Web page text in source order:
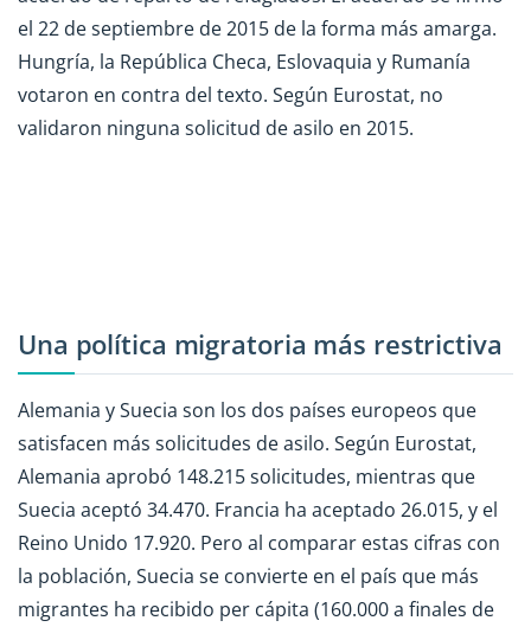
el 22 de septiembre de 2015 de la forma más amarga.
Hungría, la República Checa, Eslovaquia y Rumanía
votaron en contra del texto. Según Eurostat, no
validaron ninguna solicitud de asilo en 2015.
Una política migratoria más restrictiva
Alemania y Suecia son los dos países europeos que
satisfacen más solicitudes de asilo. Según Eurostat,
Alemania aprobó 148.215 solicitudes, mientras que
Suecia aceptó 34.470. Francia ha aceptado 26.015, y el
Reino Unido 17.920. Pero al comparar estas cifras con
la población, Suecia se convierte en el país que más
migrantes ha recibido per cápita (160.000 a finales de